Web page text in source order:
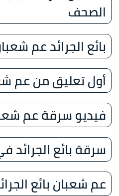
الصحف
بائع الجرائد عم
أول تعليق من عم
فيديو سرقة عم
سرقة بائع الجرائد
​عم شعبان بائع